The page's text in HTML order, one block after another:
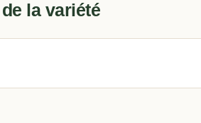
la variété